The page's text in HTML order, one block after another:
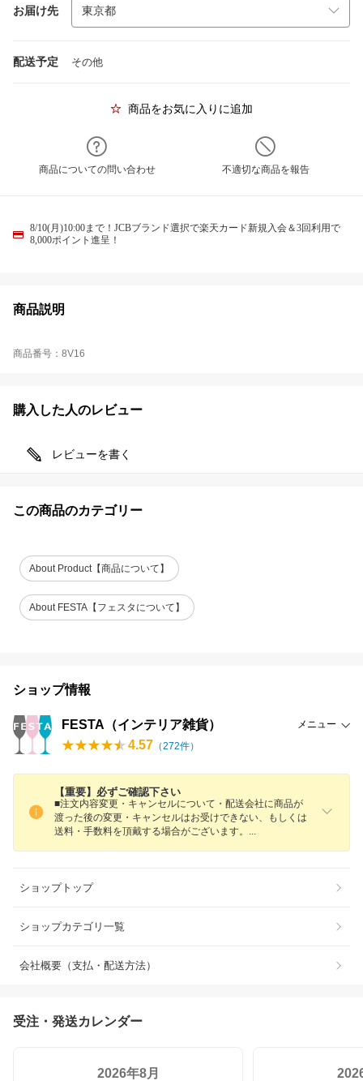
お届け先
配送予定 その他
商品をお気に入りに追加
商品についての問い合わせ 不適切な商品を報告
8/10(月)10:00まで！JCBブランド選択で楽天カード新規入会＆3回利用で
8,000ポイント進呈！
商品説明
商品番号：8V16
購入した人のレビュー
レビューを書く
この商品のカテゴリー
About Product【商品について】
About FESTA【フェスタについて】
ショップ情報
FESTA（インテリア雑貨） メニュー
4.57 （272件）
【重要】必ずご確認下さい
■注文内容変更・キャンセルについて・配送会社に商品が
渡った後の変更・キャンセルはお受けできない、もしくは
送料・手数料を頂戴する場合がございます。
ショップトップ
ショップカテゴリ一覧
会社概要（支払・配送方法）
受注・発送カレンダー
2026年8月